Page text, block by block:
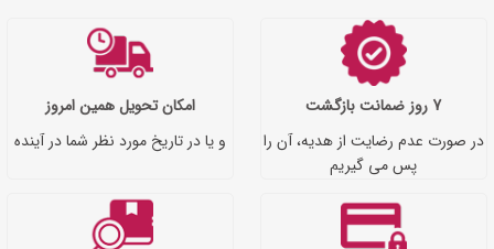
7 روز ضمانت بازگشت
در صورت عدم رضایت از هدیه، آن را
پس می گیریم
امکان تحویل همین امروز
و یا در تاریخ مورد نظر شما در آینده